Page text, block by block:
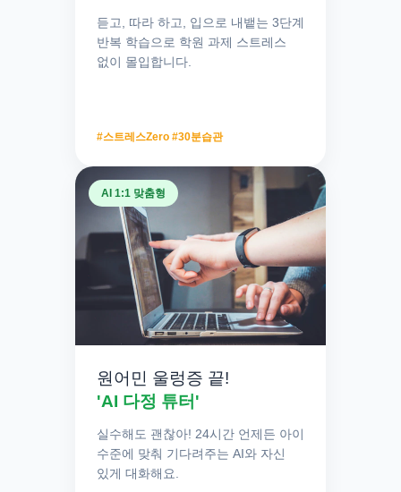
영어 하나 즐거워졌을 뿐인데,
전 과목 공부에 자신감이 생깁니다.
주입식 암기가 아닌'소리 내어
말하는 습관'이
아이의 생각을 깨웁니다.
자기주도 습관:입이 터지는 순간, 스스로 공
부하는 재미를 느끼게 됩니다.
듣고, 따라 하고, 입으로 내뱉는 3단계
반복 학습으로 학원 과제 스트레스
없이 몰입합니다.
#스트레스Zero #30분습관
AI 1:1 맞춤형
원어민 울렁증 끝!
'AI 다정 튜터'
실수해도 괜찮아! 24시간 언제든 아이
수준에 맞춰 기다려주는 AI와 자신
있게 대화해요.